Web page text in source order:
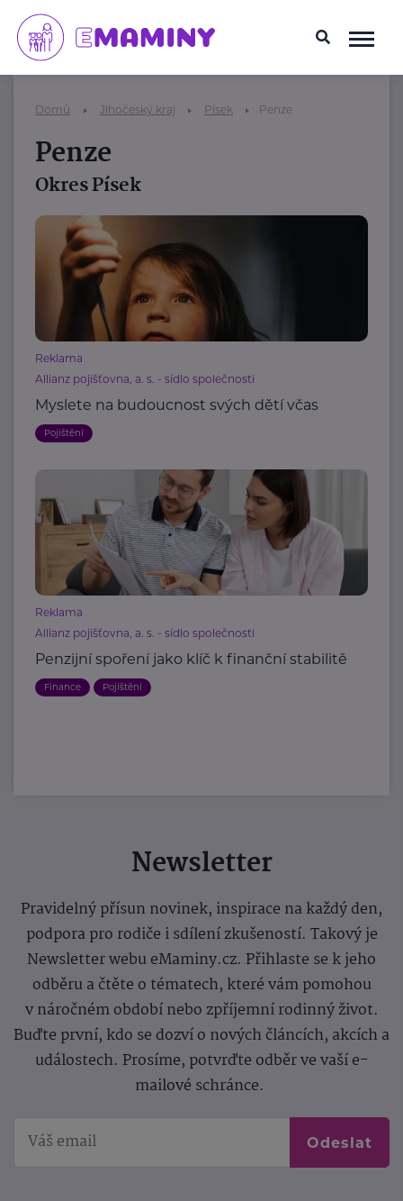
Domů Jihočeský kraj Písek Penze
Penze
Okres Písek
Reklama
Allianz pojišťovna, a. s. - sídlo společnosti
Myslete na budoucnost svých dětí včas
Pojištění
Reklama
Allianz pojišťovna, a. s. - sídlo společnosti
Penzijní spoření jako klíč k finanční stabilitě
Finance Pojištění
Newsletter
Pravidelný přísun novinek, inspirace na každý den,
podpora pro rodiče i sdílení zkušeností. Takový je
Newsletter webu eMaminy.cz. Přihlaste se k jeho
odběru a čtěte o tématech, které vám pomohou
v náročném období nebo zpříjemní rodinný život.
Buďte první, kdo se dozví o nových článcích, akcích a
událostech. Prosíme, potvrďte odběr ve vaší e-
mailové schránce.
Odeslat